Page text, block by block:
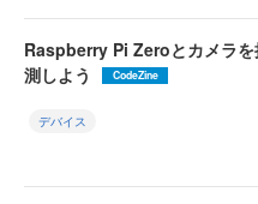
Raspberry Pi Zeroとカメラを
測しよう
CodeZine
デバイス